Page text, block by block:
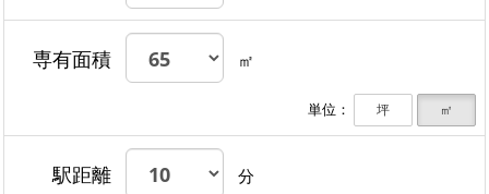
専有面積 ㎡
単位： 坪 ㎡
駅距離 分